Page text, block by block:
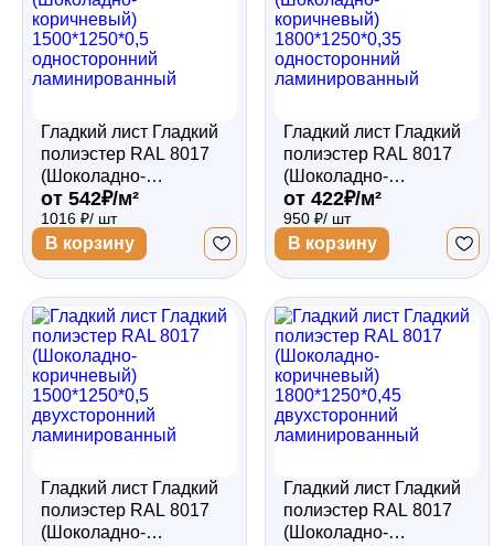
Гладкий лист Гладкий
полиэстер RAL 8017
(Шоколадно-
коричневый)
1500*1250*0,5
односторонний
ламинированный
от 542₽/м²
1016 ₽/ шт
В корзину
Гладкий лист Гладкий
полиэстер RAL 8017
(Шоколадно-
коричневый)
1800*1250*0,35
односторонний
ламинированный
от 422₽/м²
950 ₽/ шт
В корзину
Гладкий лист Гладкий
полиэстер RAL 8017
(Шоколадно-
Гладкий лист Гладкий
полиэстер RAL 8017
(Шоколадно-